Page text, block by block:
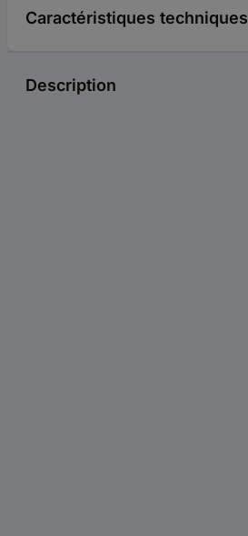
Caractéristiques techniques
Description